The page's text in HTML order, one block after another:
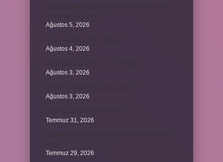
Ağustos 5, 2026
Ağustos 4, 2026
Ağustos 3, 2026
Ağustos 3, 2026
Temmuz 31, 2026
Temmuz 29, 2026